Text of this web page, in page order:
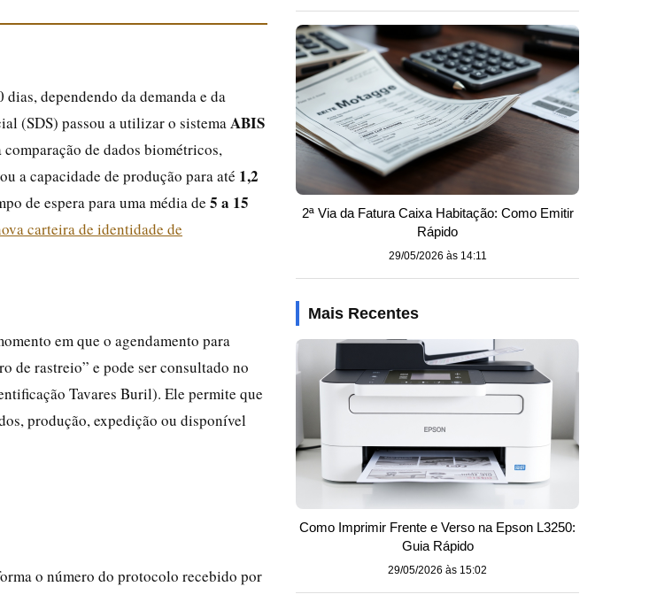
dependendo da demanda e da
(SDS) passou a utilizar o sistema ABIS
de dados biométricos,
a capacidade de produção para até 1,2
de espera para uma média de 5 a 15
carteira de identidade de
em que o agendamento para
de rastreio” e pode ser consultado no
Tavares Buril). Ele permite que
produção, expedição ou disponível
o número do protocolo recebido por
2ª Via da Fatura Caixa Habitação: Como Emitir
Rápido
29/05/2026 às 14:11
Mais Recentes
Como Imprimir Frente e Verso na Epson L3250:
Guia Rápido
29/05/2026 às 15:02